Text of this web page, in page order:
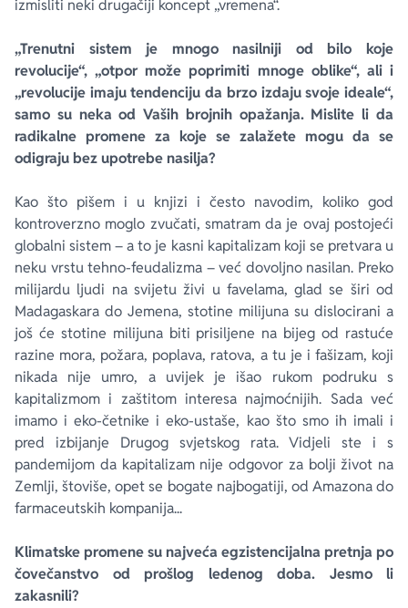
izmisliti neki drugačiji koncept „vremena“.
„Trenutni sistem je mnogo nasilniji od bilo koje
revolucije“, „otpor može poprimiti mnoge oblike“, ali i
„revolucije imaju tendenciju da brzo izdaju svoje ideale“,
samo su neka od Vaših brojnih opažanja. Mislite li da
radikalne promene za koje se zalažete mogu da se
odigraju bez upotrebe nasilja?
Kao što pišem i u knjizi i često navodim, koliko god
kontroverzno moglo zvučati, smatram da je ovaj postojeći
globalni sistem – a to je kasni kapitalizam koji se pretvara u
neku vrstu tehno-feudalizma – već dovoljno nasilan. Preko
milijardu ljudi na svijetu živi u favelama, glad se širi od
Madagaskara do Jemena, stotine milijuna su dislocirani a
još će stotine milijuna biti prisiljene na bijeg od rastuće
razine mora, požara, poplava, ratova, a tu je i fašizam, koji
nikada nije umro, a uvijek je išao rukom podruku s
kapitalizmom i zaštitom interesa najmoćnijih. Sada već
imamo i eko-četnike i eko-ustaše, kao što smo ih imali i
pred izbijanje Drugog svjetskog rata. Vidjeli ste i s
pandemijom da kapitalizam nije odgovor za bolji život na
Zemlji, štoviše, opet se bogate najbogatiji, od Amazona do
farmaceutskih kompanija...
Klimatske promene su najveća egzistencijalna pretnja po
čovečanstvo od prošlog ledenog doba. Jesmo li
zakasnili?